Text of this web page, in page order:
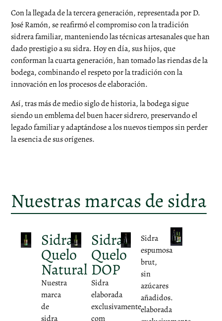
Con la llegada de la tercera generación, representada por D.
José Ramón, se reafirmó el compromiso con la tradición
sidrera familiar, manteniendo las técnicas artesanales que han
dado prestigio a su sidra. Hoy en día, sus hijos, que
conforman la cuarta generación, han tomado las riendas de la
bodega, combinando el respeto por la tradición con la
innovación en los procesos de elaboración.
Así, tras más de medio siglo de historia, la bodega sigue
siendo un emblema del buen hacer sidrero, preservando el
legado familiar y adaptándose a los nuevos tiempos sin perder
la esencia de sus orígenes.
Nuestras marcas de sidra
Sidra
Quelo
Natural
Nuestra
marca
de
sidra
Sidra
Quelo
DOP
Sidra
elaborada
exclusivamente
com
Sidra
espumosa
brut,
sin
azúcares
añadidos.
elaborada